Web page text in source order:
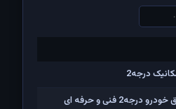
درجه2
فنی و حرفه ای